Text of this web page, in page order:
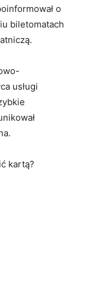
o
biletomatach
usługi
kartą?